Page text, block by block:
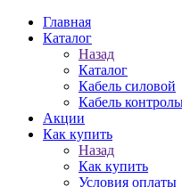
Главная
Каталог
Назад
Каталог
Кабель силовой
Кабель
Акции
Как купить
Назад
Как купить
Условия оплаты